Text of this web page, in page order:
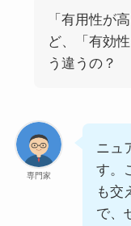
「有用性が
ど、「有効
う違うの？
専門家
ニュ
す。
も交
で、